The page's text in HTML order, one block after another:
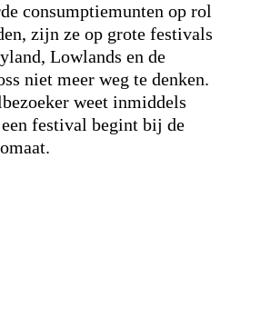
consumptiemunten op rol
zijn ze op grote festivals
Lowlands en de
niet meer weg te denken.
weet inmiddels
festival begint bij de